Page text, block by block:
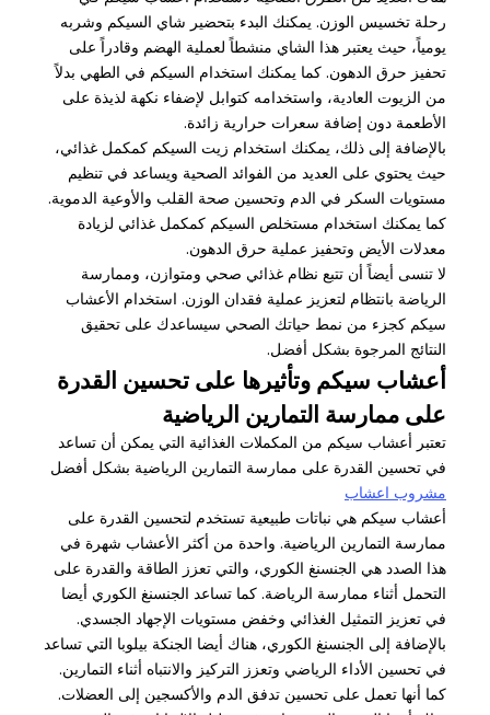
رحلة تخسيس الوزن. يمكنك البدء بتحضير شاي السيكم وشربه
يومياً، حيث يعتبر هذا الشاي منشطاً لعملية الهضم وقادراً على
تحفيز حرق الدهون. كما يمكنك استخدام السيكم في الطهي بدلاً
من الزيوت العادية، واستخدامه كتوابل لإضفاء نكهة لذيذة على
الأطعمة دون إضافة سعرات حرارية زائدة.
بالإضافة إلى ذلك، يمكنك استخدام زيت السيكم كمكمل غذائي،
حيث يحتوي على العديد من الفوائد الصحية ويساعد في تنظيم
مستويات السكر في الدم وتحسين صحة القلب والأوعية الدموية.
كما يمكنك استخدام مستخلص السيكم كمكمل غذائي لزيادة
معدلات الأيض وتحفيز عملية حرق الدهون.
لا تنسى أيضاً أن تتبع نظام غذائي صحي ومتوازن، وممارسة
الرياضة بانتظام لتعزيز عملية فقدان الوزن. استخدام الأعشاب
سيكم كجزء من نمط حياتك الصحي سيساعدك على تحقيق
النتائج المرجوة بشكل أفضل.
أعشاب سيكم وتأثيرها على تحسين القدرة
على ممارسة التمارين الرياضية
تعتبر أعشاب سيكم من المكملات الغذائية التي يمكن أن تساعد
في تحسين القدرة على ممارسة التمارين الرياضية بشكل أفضل
مشروب اعشاب
أعشاب سيكم هي نباتات طبيعية تستخدم لتحسين القدرة على
ممارسة التمارين الرياضية. واحدة من أكثر الأعشاب شهرة في
هذا الصدد هي الجنسنغ الكوري، والتي تعزز الطاقة والقدرة على
التحمل أثناء ممارسة الرياضة. كما تساعد الجنسنغ الكوري أيضا
في تعزيز التمثيل الغذائي وخفض مستويات الإجهاد الجسدي.
بالإضافة إلى الجنسنغ الكوري، هناك أيضا الجنكة بيلوبا التي تساعد
في تحسين الأداء الرياضي وتعزز التركيز والانتباه أثناء التمارين.
كما أنها تعمل على تحسين تدفق الدم والأكسجين إلى العضلات.